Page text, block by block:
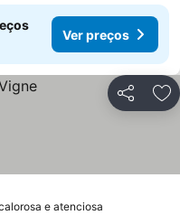
Ver preços
Partilhar
e atenciosa